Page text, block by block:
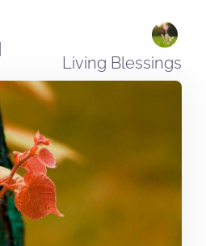
Living Blessings